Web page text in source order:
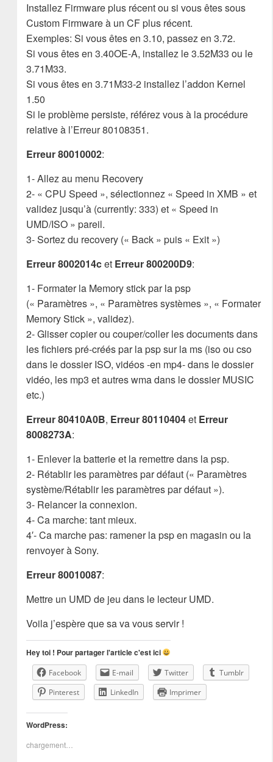
Installez Firmware plus récent ou si vous êtes sous
Custom Firmware à un CF plus récent.
Exemples: Si vous êtes en 3.10, passez en 3.72.
Si vous êtes en 3.40OE-A, installez le 3.52M33 ou le
3.71M33.
Si vous êtes en 3.71M33-2 installez l’addon Kernel
1.50
Si le problème persiste, référez vous à la procédure
relative à l’Erreur 80108351.
Erreur 80010002:
1- Allez au menu Recovery
2- « CPU Speed », sélectionnez « Speed in XMB » et
validez jusqu’à (currently: 333) et « Speed in
UMD/ISO » pareil.
3- Sortez du recovery (« Back » puis « Exit »)
Erreur 8002014cet Erreur 800200D9:
1- Formater la Memory stick par la psp
(« Paramètres », « Paramètres systèmes », « Formater
Memory Stick », validez).
2- Glisser copier ou couper/coller les documents dans
les fichiers pré-créés par la psp sur la ms (iso ou cso
dans le dossier ISO, vidéos -en mp4- dans le dossier
vidéo, les mp3 et autres wma dans le dossier MUSIC
etc.)
Erreur 80410A0B, Erreur 80110404et Erreur
8008273A:
1- Enlever la batterie et la remettre dans la psp.
2- Rétablir les paramètres par défaut (« Paramètres
système/Rétablir les paramètres par défaut »).
3- Relancer la connexion.
4- Ca marche: tant mieux.
4′- Ca marche pas: ramener la psp en magasin ou la
renvoyer à Sony.
Erreur 80010087:
Mettre un UMD de jeu dans le lecteur UMD.
Voila j’espère que sa va vous servir !
Hey toi ! Pour partager l'article c'est ici
Facebook E-mail Twitter
Tumblr
Pinterest
LinkedIn Imprimer
WordPress:
chargement…